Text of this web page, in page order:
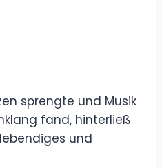
sprengte und Musik
fand, hinterließ
und